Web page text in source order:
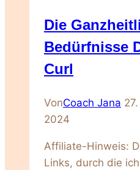
Die
Bedürfnisse
Curl
VonCoach Jana
2024
Affiliate-Hinweis:
Links, durch die